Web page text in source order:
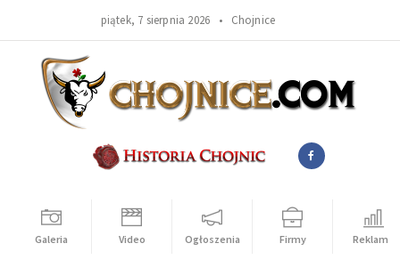
piątek, 7 sierpnia 2026 • Chojnice
Galeria Video Ogłoszenia Firmy Reklama